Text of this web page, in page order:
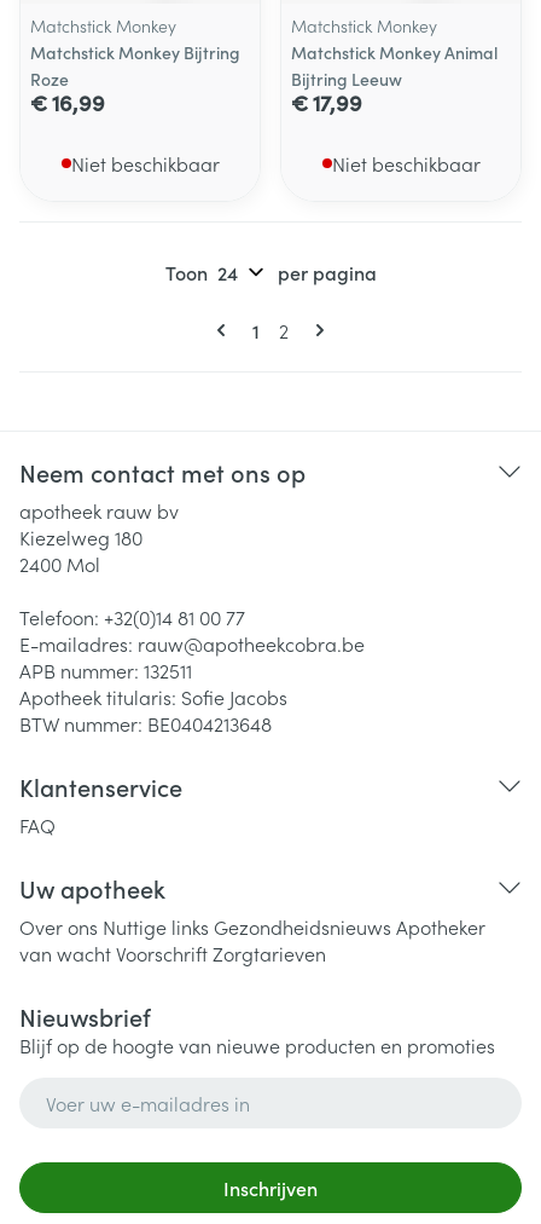
Matchstick Monkey
Matchstick Monkey Bijtring
Roze
€ 16,99
Niet beschikbaar
Matchstick Monkey
Matchstick Monkey Animal
Bijtring Leeuw
€ 17,99
Niet beschikbaar
Pagina's
U lees momenteel pagina
1 Pagina
2
Toon per pagina
Neem contact met ons op
apotheek rauw bv
Kiezelweg 180
2400 Mol
Telefoon: +32(0)14 81 00 77
E-mailadres: rauw@apotheekcobra.be
APB nummer: 132511
Apotheek titularis: Sofie Jacobs
BTW nummer: BE0404213648
Klantenservice
FAQ
Uw apotheek
Over ons Nuttige links Gezondheidsnieuws Apotheker
van wachtVoorschriftZorgtarieven
Nieuwsbrief
Blijf op de hoogte van nieuwe producten en promoties
Inschrijven